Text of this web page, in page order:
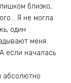
близко,
Я не могла
один
меня.
если началась
абсолютно